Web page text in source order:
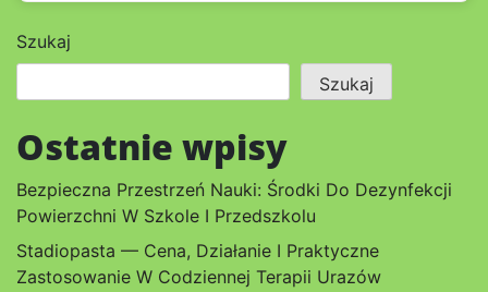
Szukaj
Szukaj
Ostatnie wpisy
Bezpieczna Przestrzeń Nauki: Środki Do Dezynfekcji
Powierzchni W Szkole I Przedszkolu
Stadiopasta — Cena, Działanie I Praktyczne
Zastosowanie W Codziennej Terapii Urazów